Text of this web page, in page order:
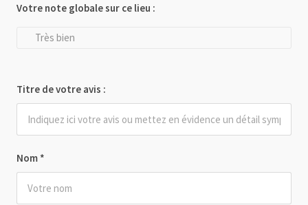
Nom *
Votre note globale sur ce lieu :
Très bien
Titre de votre avis :